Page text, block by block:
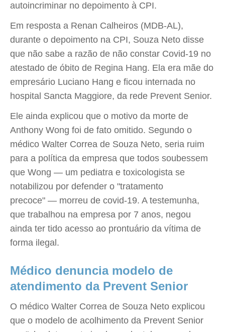
autoincriminar no depoimento à CPI.
Em resposta a Renan Calheiros (MDB-AL),
durante o depoimento na CPI, Souza Neto disse
que não sabe a razão de não constar Covid-19 no
atestado de óbito de Regina Hang. Ela era mãe do
empresário Luciano Hang e ficou internada no
hospital Sancta Maggiore, da rede Prevent Senior.
Ele ainda explicou que o motivo da morte de
Anthony Wong foi de fato omitido. Segundo o
médico Walter Correa de Souza Neto, seria ruim
para a política da empresa que todos soubessem
que Wong — um pediatra e toxicologista se
notabilizou por defender o "tratamento
precoce" — morreu de covid-19. A testemunha,
que trabalhou na empresa por 7 anos, negou
ainda ter tido acesso ao prontuário da vítima de
forma ilegal.
Médico denuncia modelo de
atendimento da Prevent Senior
O médico Walter Correa de Souza Neto explicou
que o modelo de acolhimento da Prevent Senior